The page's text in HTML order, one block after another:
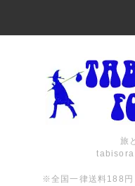
旅
tabisora
※全国一律送料188